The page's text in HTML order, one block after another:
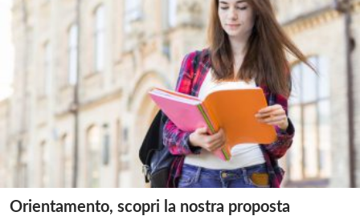
Orientamento, scopri la nostra proposta